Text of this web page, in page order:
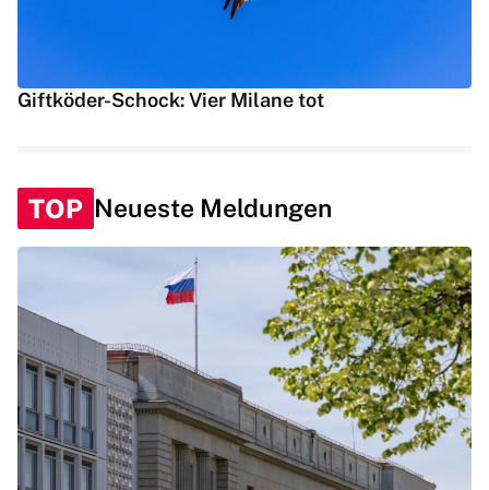
Giftköder-Schock: Vier Milane tot
TOP Neueste Meldungen